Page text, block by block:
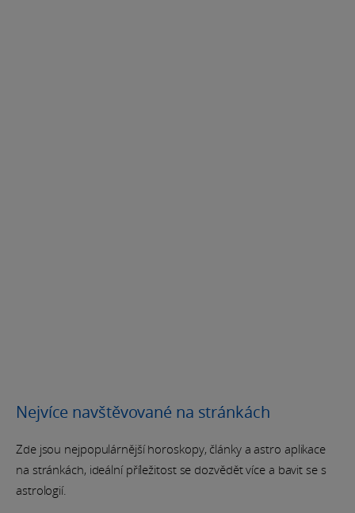
Nejvíce navštěvované na stránkách
Zde jsou nejpopulárnější horoskopy, články a astro aplikace
na stránkách, ideální příležitost se dozvědět více a bavit se s
astrologií.